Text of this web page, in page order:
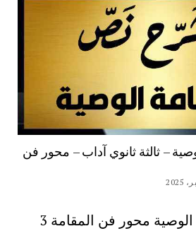
– ثالثة ثانوي آداب – محور فن
شرح نص المقامة الوصية محور فن المقامة 3